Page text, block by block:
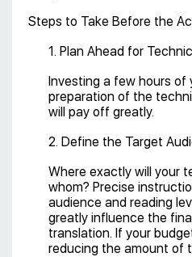
Steps to Take Before the
1. Plan Ahead for
Investing a few hours of
preparation of the
will pay off greatly.
2. Define the Target
Where exactly will your
whom? Precise
audience and reading
greatly influence the
translation. If your
reducing the amount of